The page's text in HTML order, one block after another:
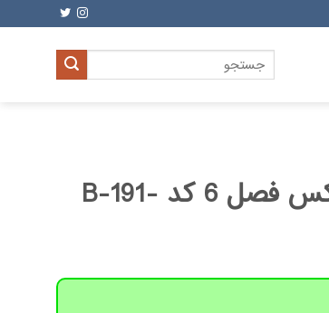
جستجو
برای:
فرفره مدل انفجاری فینیکس فصل 6 کد B-191-